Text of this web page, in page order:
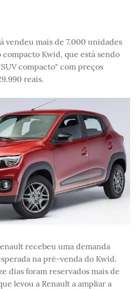
vendeu mais de 7.000 unidades
compacto Kwid, que está sendo
compacto" com preços
reais.
recebeu uma demanda
na pré-venda do Kwid.
dias foram reservados mais de
levou a Renault a ampliar a